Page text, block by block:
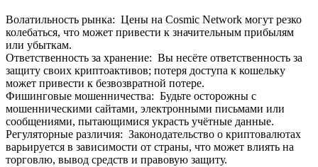
Пригласите друга, чтобы получить денежные
вознаграждения
BTC Welcome Rewards
Волатильность рынка: Цены на Cosmic Network могут резко
колебаться, что может привести к значительным прибылям
или убыткам.
Ответственность за хранение: Вы несёте ответственность за
защиту своих криптоактивов; потеря доступа к кошельку
может привести к безвозвратной потере.
Фишинговые мошенничества: Будьте осторожны с
мошенническими сайтами, электронными письмами или
сообщениями, пытающимися украсть учётные данные.
Регуляторные различия: Законодательство о криптовалютах
варьируется в зависимости от страны, что может влиять на
торговлю, вывод средств и правовую защиту.